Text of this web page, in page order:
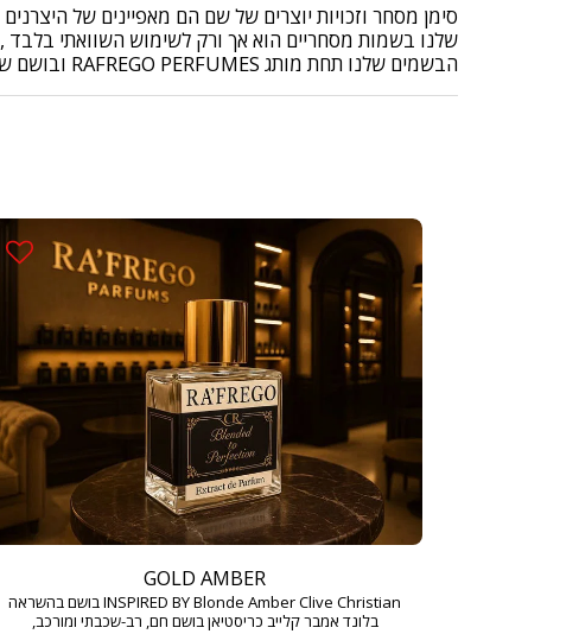
סימן מסחר וזכויות יוצרים של שם הם מאפיינים של
שלנו בשמות מסחריים הוא אך ורק לשימוש השוואתי בלבד
הבשמים שלנו תחת מותג RAFREGO PERFUMES ובושם שיתקבל הוא בקופסה של RAFREGO PERFUMES
GOLD AMBER
INSPIRED BY Blonde Amber Clive Christian בושם בהשראה
בלונד אמבר קלייב כריסטיאן בושם חם, רב-שכבתי ומורכב,